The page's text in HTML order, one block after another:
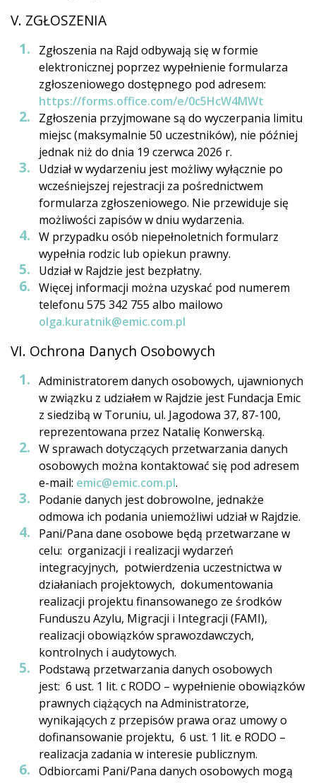
V. ZGŁOSZENIA
Zgłoszenia na Rajd odbywają się w formie
elektronicznej poprzez wypełnienie formularza
zgłoszeniowego dostępnego pod adresem:
https://forms.office.com/e/0c5HcW4MWt
Zgłoszenia przyjmowane są do wyczerpania limitu
miejsc (maksymalnie 50 uczestników), nie później
jednak niż do dnia 19 czerwca 2026 r.
Udział w wydarzeniu jest możliwy wyłącznie po
wcześniejszej rejestracji za pośrednictwem
formularza zgłoszeniowego. Nie przewiduje się
możliwości zapisów w dniu wydarzenia.
W przypadku osób niepełnoletnich formularz
wypełnia rodzic lub opiekun prawny.
Udział w Rajdzie jest bezpłatny.
Więcej informacji można uzyskać pod numerem
telefonu 575 342 755 albo mailowo
olga.kuratnik@emic.com.pl
VI. Ochrona Danych Osobowych
Administratorem danych osobowych, ujawnionych
w związku z udziałem w Rajdzie jest Fundacja Emic
z siedzibą w Toruniu, ul. Jagodowa 37, 87-100,
reprezentowana przez Natalię Konwerską.
W sprawach dotyczących przetwarzania danych
osobowych można kontaktować się pod adresem
e-mail: emic@emic.com.pl.
Podanie danych jest dobrowolne, jednakże
odmowa ich podania uniemożliwi udział w Rajdzie.
Pani/Pana dane osobowe będą przetwarzane w
celu: organizacji i realizacji wydarzeń
integracyjnych, potwierdzenia uczestnictwa w
działaniach projektowych, dokumentowania
realizacji projektu finansowanego ze środków
Funduszu Azylu, Migracji i Integracji (FAMI),
realizacji obowiązków sprawozdawczych,
kontrolnych i audytowych.
Podstawą przetwarzania danych osobowych
jest: 6 ust. 1 lit. c RODO – wypełnienie obowiązków
prawnych ciążących na Administratorze,
wynikających z przepisów prawa oraz umowy o
dofinansowanie projektu, 6 ust. 1 lit. e RODO –
realizacja zadania w interesie publicznym.
Odbiorcami Pani/Pana danych osobowych mogą